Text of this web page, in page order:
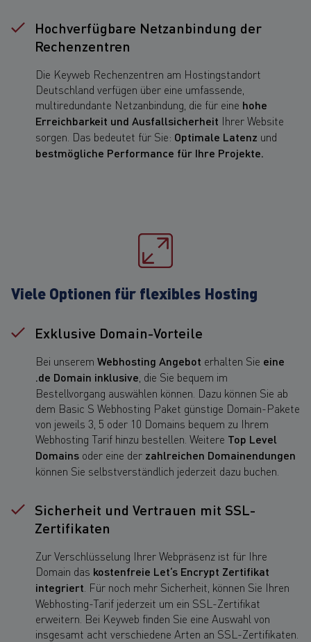
Hochverfügbare Netzanbindung der
Rechenzentren
Die Keyweb Rechenzentren am Hostingstandort
Deutschland verfügen über eine umfassende,
multiredundante Netzanbindung, die für eine hohe
Erreichbarkeit und Ausfallsicherheit Ihrer Website
sorgen. Das bedeutet für Sie: Optimale Latenz und
bestmögliche Performance für Ihre Projekte.
Viele Optionen für flexibles Hosting
Exklusive Domain-Vorteile
Bei unserem Webhosting Angebot erhalten Sie eine
.de Domain inklusive , die Sie bequem im
Bestellvorgang auswählen können. Dazu können Sie ab
dem Basic S Webhosting Paket günstige Domain-Pakete
von jeweils 3, 5 oder 10 Domains bequem zu Ihrem
Webhosting Tarif hinzu bestellen. Weitere Top Level
Domains oder eine der zahlreichen Domainendungen
können Sie selbstverständlich jederzeit dazu buchen.
Sicherheit und Vertrauen mit SSL-
Zertifikaten
Zur Verschlüsselung Ihrer Webpräsenz ist für Ihre
Domain das kostenfreie Let‘s Encrypt Zertifikat
integriert . Für noch mehr Sicherheit, können Sie Ihren
Webhosting-Tarif jederzeit um ein SSL-Zertifikat
erweitern. Bei Keyweb finden Sie eine Auswahl von
insgesamt acht verschiedene Arten an SSL-Zertifikaten.